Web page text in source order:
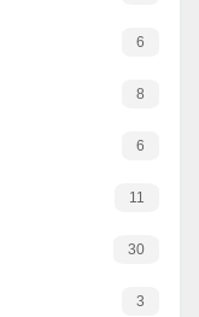
6
8
6
11
30
3